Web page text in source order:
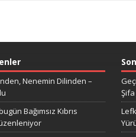
Nenemin Dilinden –
Bağımsız Kıbrıs
Şifa